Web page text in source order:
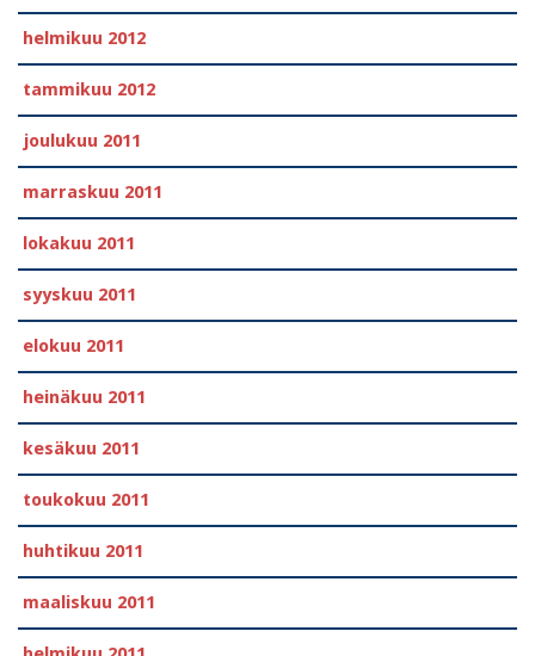
helmikuu 2012
tammikuu 2012
joulukuu 2011
marraskuu 2011
lokakuu 2011
syyskuu 2011
elokuu 2011
heinäkuu 2011
kesäkuu 2011
toukokuu 2011
huhtikuu 2011
maaliskuu 2011